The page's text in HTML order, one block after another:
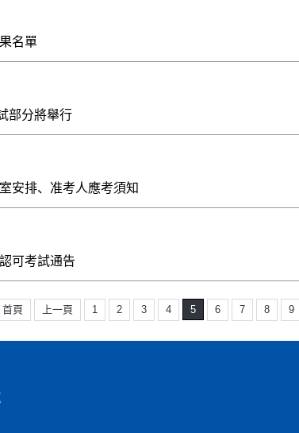
名單
部分將舉行
安排、准考人應考須知
可考試通告
首頁 上一頁 1 2 3 4 5 6 7 8 9